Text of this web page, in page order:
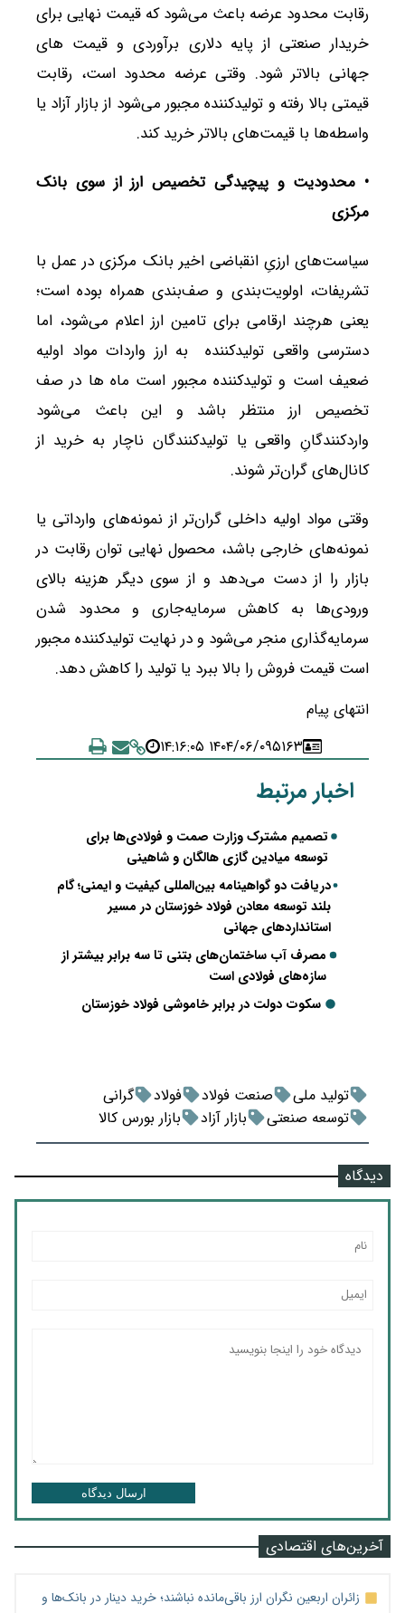
رقابت محدود عرضه باعث می‌شود که قیمت نهایی برای
خریدار صنعتی از پایه دلاری برآوردی و قیمت های
جهانی بالاتر شود. وقتی عرضه محدود است، رقابت
قیمتی بالا رفته و تولیدکننده مجبور می‌شود از بازار آزاد یا
واسطه‌ها با قیمت‌های بالاتر خرید کند.
• محدودیت و پیچیدگی تخصیص ارز از سوی بانک
مرکزی
سیاست‌های ارزیِ انقباضی اخیر بانک مرکزی در عمل با
تشریفات، اولویت‌بندی و صف‌بندی همراه بوده است؛
یعنی هرچند ارقامی برای تامین ارز اعلام می‌شود، اما
دسترسی واقعی تولیدکننده به ارز واردات مواد اولیه
ضعیف است و تولیدکننده مجبور است ماه ها در صف
تخصیص ارز منتظر باشد و این باعث می‌شود
واردکنندگانِ واقعی یا تولیدکنندگان ناچار به خرید از
کانال‌های گران‌تر شوند.
وقتی مواد اولیه داخلی گران‌تر از نمونه‌های وارداتی یا
نمونه‌های خارجی باشد، محصول نهایی توان رقابت در
بازار را از دست می‌دهد و از سوی دیگر هزینه بالای
ورودی‌ها به کاهش سرمایه‌جاری و محدود شدن
سرمایه‌گذاری منجر می‌شود و در نهایت تولیدکننده مجبور
است قیمت فروش را بالا ببرد یا تولید را کاهش دهد.
انتهای پیام
۵۱۶۳۱۴۰۴/۰۶/۰۹ ۱۴:۱۶:۰۵
اخبار مرتبط
تصمیم مشترک وزارت صمت و فولادی‌ها برای
توسعه میادین گازی هالگان و شاهینی
دریافت دو گواهینامه بین‌المللی کیفیت و ایمنی؛ گام
بلند توسعه معادن فولاد خوزستان در مسیر
استانداردهای جهانی
مصرف آب ساختمان‌های بتنی تا سه برابر بیشتر از
سازه‌های فولادی است
سکوت دولت در برابر خاموشی فولاد خوزستان
تولید ملی صنعت فولاد فولاد
گرانی
توسعه صنعتی
بازار آزاد بازار بورس کالا
دیدگاه
ارسال دیدگاه
آخرین‌های اقتصادی
زائران اربعین نگران ارز باقی‌مانده نباشند؛ خرید دینار در بانک‌ها و